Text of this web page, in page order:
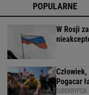
POPULARNE
W Rosji
Pogacar
SUBSKRYPCJA